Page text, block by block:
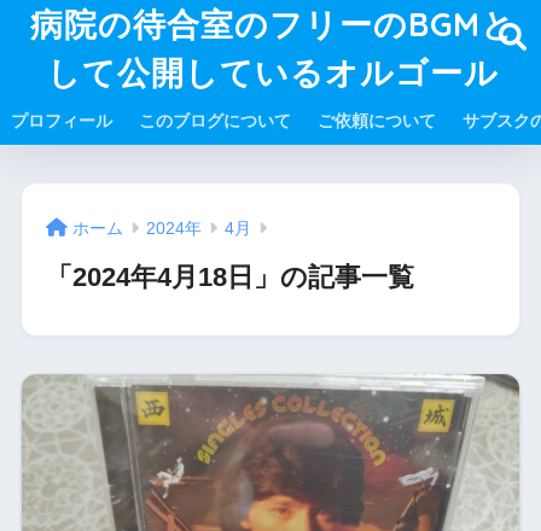
病院の待合室のフリーのBGMと
して公開しているオルゴール
プロフィール このブログについて ご依頼について サブスク
ホーム 2024年 4月
「2024年4月18日」の記事一覧